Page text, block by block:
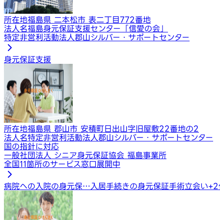
所在地福島県 二本松市 表二丁目772番地
法人名福島身元保証支援センター「信愛の会」
特定非営利活動法人郡山シルバー・サポートセンター
身元保証支援
所在地福島県 郡山市 安積町日出山字旧屋敷22番地の2
法人名特定非営利活動法人郡山シルバー・サポートセンター
国の指針に対応
一般社団法人 シニア身元保証協会 福島事業所
全国11箇所のサービス窓口展開中
病院への入院の身元保… 入居手続きの身元保証手術立会い+2